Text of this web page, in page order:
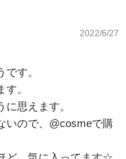
2022/6/27
す。
。
思えます。
いので、@cosmeで購